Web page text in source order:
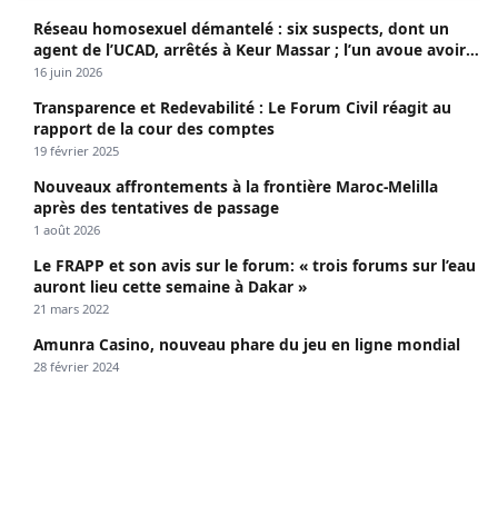
Réseau homosexuel démantelé : six suspects, dont un
agent de l’UCAD, arrêtés à Keur Massar ; l’un avoue avoir
propagé le VIH depuis 2018
16 juin 2026
Transparence et Redevabilité : Le Forum Civil réagit au
rapport de la cour des comptes
19 février 2025
Nouveaux affrontements à la frontière Maroc-Melilla
après des tentatives de passage
1 août 2026
Le FRAPP et son avis sur le forum: « trois forums sur l’eau
auront lieu cette semaine à Dakar »
21 mars 2022
Amunra Casino, nouveau phare du jeu en ligne mondial
28 février 2024